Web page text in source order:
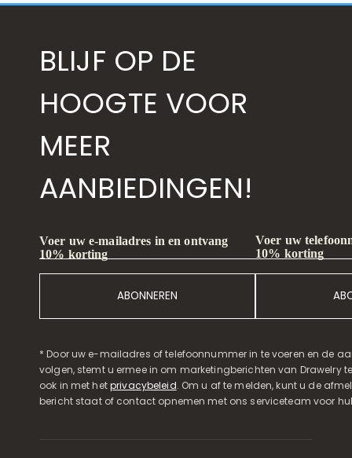
BLIJF OP DE
HOOGTE VOOR
MEER
AANBIEDINGEN!
Voer uw e-mailadres in en ontvang
10% korting
ABONNEREN
Voer uw
10% korting
* Door uw e-mailadres of telefoonnummer in te voeren en de
volgen, stemt u ermee in om marketingberichten van Drawelry
ook in met hetprivacybeleid. Om u af te melden, kunt u de
bericht staat of contact opnemen met ons serviceteam voor